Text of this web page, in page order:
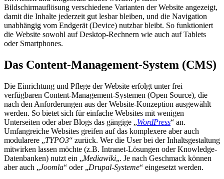
Bildschirmauflösung verschiedene Varianten der Website angezeigt,
damit die Inhalte jederzeit gut lesbar bleiben, und die Navigation
unabhängig vom Endgerät (Device) nutzbar bleibt. So funktioniert
die Website sowohl auf Desktop-Rechnern wie auch auf Tablets
oder Smartphones.
Das Content-Management-System (CMS)
Die Einrichtung und Pflege der Website erfolgt unter frei
verfügbaren Content-Management-Systemen (Open Source), die
nach den Anforderungen aus der Website-Konzeption ausgewählt
werden. So bietet sich für einfache Websites mit wenigen
Unterseiten oder aber Blogs das gängige „WordPress“ an.
Umfangreiche Websites greifen auf das komplexere aber auch
modularere „TYPO3“ zurück. Wer die User bei der Inhaltsgestaltung
mitwirken lassen möchte (z.B. Intranet-Lösungen oder Knowledge-
Datenbanken) nutzt ein „Mediawiki„. Je nach Geschmack können
aber auch „Joomla“ oder „Drupal-Systeme“ eingesetzt werden.